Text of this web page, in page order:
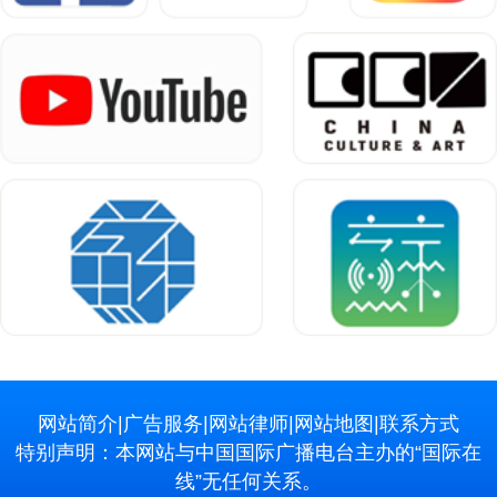
网站简介| 广告服务| 网站律师| 网站地图 |联系方式
特别声明：本网站与中国国际广播电台主办的“国际在
线”无任何关系。